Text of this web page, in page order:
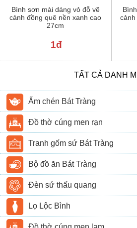
Bình sơn mài dáng vỏ đỗ vẽ
cảnh đồng quê nền xanh cao
27cm
1đ
TẤT CẢ DANH
Ấm chén Bát Tràng
Đồ thờ cúng men rạn
Tranh gốm sứ Bát Tràng
Bộ đồ ăn Bát Tràng
Đèn sứ thấu quang
Lọ Lộc Bình